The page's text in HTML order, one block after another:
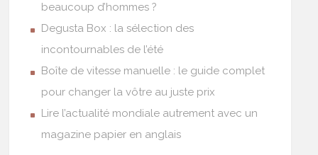
beaucoup d’hommes ?
Degusta Box : la sélection des
incontournables de l’été
Boîte de vitesse manuelle : le guide complet
pour changer la vôtre au juste prix
Lire l’actualité mondiale autrement avec un
magazine papier en anglais